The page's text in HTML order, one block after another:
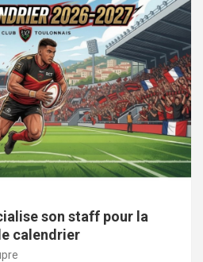
son staff pour la
calendrier